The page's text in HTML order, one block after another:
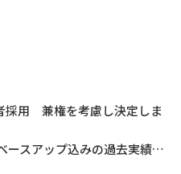
採用 兼権を考慮し決定しま
スアップ込みの過去実績…